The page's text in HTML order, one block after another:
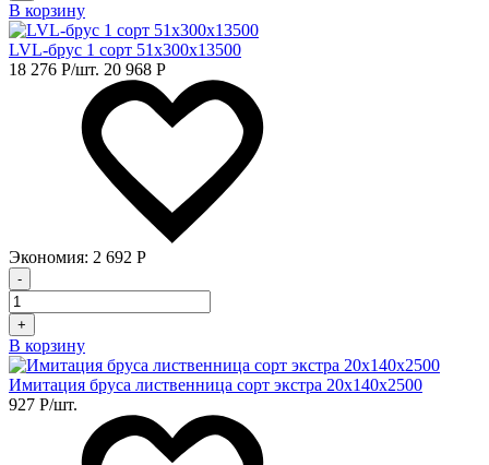
В корзину
LVL-брус 1 сорт 51х300х13500
18 276 Р/шт. 20 968 Р
Экономия: 2 692 Р
-
+
В корзину
Имитация бруса лиственница сорт экстра 20х140х2500
927 Р/шт.